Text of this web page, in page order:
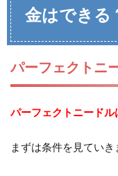
金はできる
パーフェクトニ
パーフェクトニードル
まずは条件を見ていき